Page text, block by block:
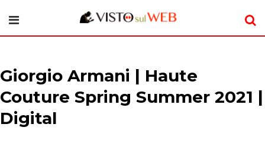
Giorgio Armani | Haute
Couture Spring Summer 2021 |
Digital